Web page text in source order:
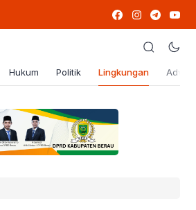
Hukum Politik Lingkungan